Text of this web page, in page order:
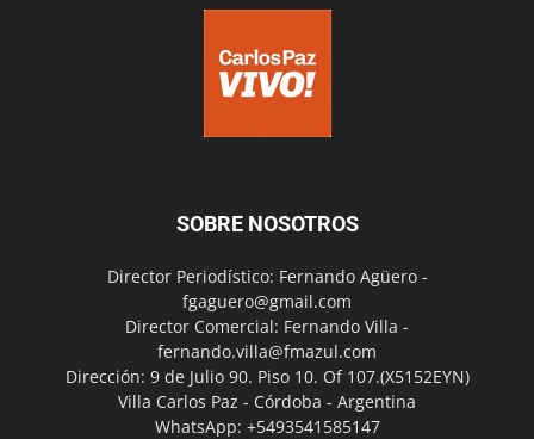
SOBRE NOSOTROS
Director Periodístico: Fernando Agüero -
fgaguero@gmail.com
Director Comercial: Fernando Villa -
fernando.villa@fmazul.com
Dirección: 9 de Julio 90. Piso 10. Of 107.(X5152EYN)
Villa Carlos Paz - Córdoba - Argentina
WhatsApp: +5493541585147